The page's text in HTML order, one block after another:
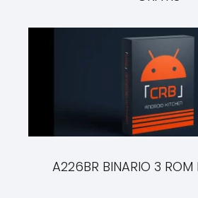
A226BR BINARIO 3 ROM